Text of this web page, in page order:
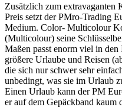
Zusätzlich zum extravaganten
Preis setzt der PMro-Trading
Medium. Color- Multicolour
(Multicolour) seine
Maßen passt enorm viel in
größere Urlaube und Reisen
die sich nur schwer sehr
unbedingt, was sie im Urlaub
Einen Urlaub kann der PM
er auf dem Gepäckband kaum